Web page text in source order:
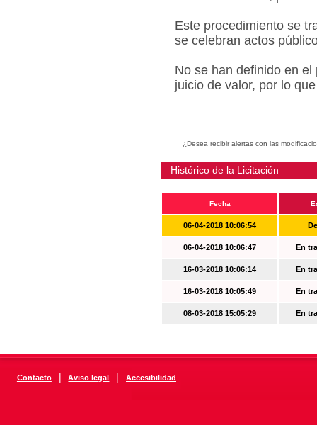
Este procedimiento se
se celebran actos
No se han definido en
juicio de valor, por lo
¿Desea recibir alertas con las
Histórico de la Licitación
Fecha
06-04-2018 10:06:54
06-04-2018 10:06:47 En
16-03-2018 10:06:14 En
16-03-2018 10:05:49 En
08-03-2018 15:05:29 En
Contacto | Aviso legal | Accesibilidad